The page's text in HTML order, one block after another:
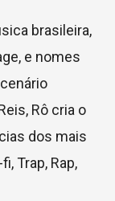
brasileira,
e nomes
Rô cria o
dos mais
fi,Trap, Rap,